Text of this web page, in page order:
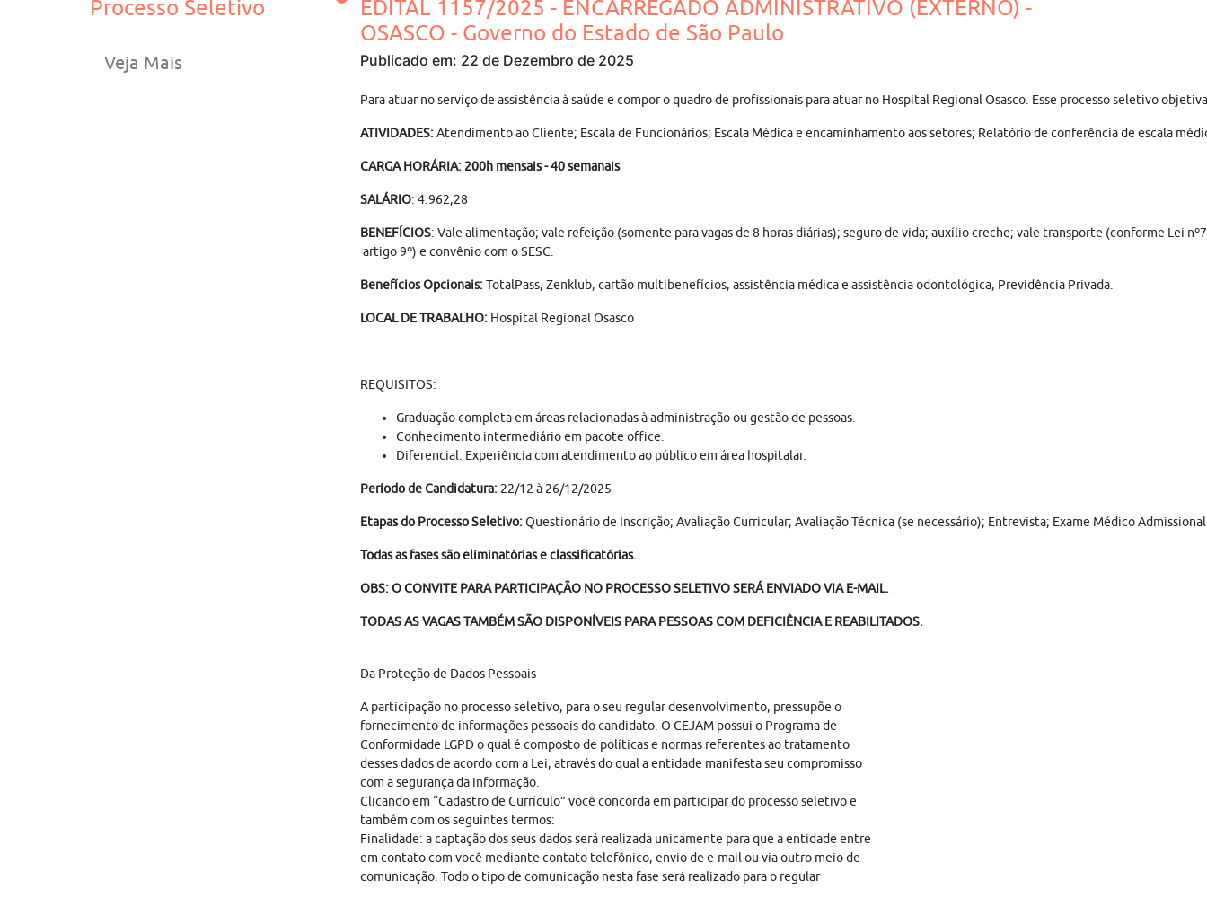
Processo Seletivo
Veja Mais
EDITAL 1157/2025 - ENCARREGADO ADMINISTRATIVO (EXTERNO) -
OSASCO - Governo do Estado de São Paulo
Publicado em: 22 de Dezembro de 2025
Para atuar no serviço de assistência à saúde e compor o quadro de profissionais para atuar no Hospital Regional Osasco. Esse processo seletivo
ATIVIDADES:Atendimento ao Cliente; Escala de Funcionários; Escala Médica e encaminhamento aos setores; Relatório de conferência de escala
CARGA HORÁRIA: 200h mensais - 40 semanais
SALÁRIO: 4.962,28
BENEFÍCIOS: Vale alimentação; vale refeição (somente para vagas de 8 horas diárias); seguro de vida; auxílio creche; vale transporte (conforme Lei
artigo 9º) e convênio com o SESC.
Benefícios Opcionais:TotalPass, Zenklub, cartão multibenefícios, assistência médica e assistência odontológica, Previdência Privada.
LOCAL DE TRABALHO:Hospital Regional Osasco
REQUISITOS:
Graduação completa em áreas relacionadas à administração ou gestão de pessoas.
Conhecimento intermediário em pacote office.
Diferencial: Experiência com atendimento ao público em área hospitalar.
Período de Candidatura:22/12 à 26/12/2025
Etapas do Processo Seletivo:Questionário de Inscrição; Avaliação Curricular; Avaliação Técnica (se necessário); Entrevista; Exame Médico
Todas as fases são eliminatórias e classificatórias.
OBS: O CONVITE PARA PARTICIPAÇÃO NO PROCESSO SELETIVO SERÁ ENVIADO VIA E-MAIL.
TODAS AS VAGAS TAMBÉM SÃO DISPONÍVEIS PARA PESSOAS COM DEFICIÊNCIA E REABILITADOS.
Da Proteção de Dados Pessoais
A participação no processo seletivo, para o seu regular desenvolvimento, pressupõe o
fornecimento de informações pessoais do candidato. O CEJAM possui o Programa de
Conformidade LGPD o qual é composto de políticas e normas referentes ao tratamento
desses dados de acordo com a Lei, através do qual a entidade manifesta seu compromisso
com a segurança da informação.
Clicando em “Cadastro de Currículo” você concorda em participar do processo seletivo e
também com os seguintes termos:
Finalidade: a captação dos seus dados será realizada unicamente para que a entidade entre
em contato com você mediante contato telefônico, envio de e-mail ou via outro meio de
comunicação. Todo o tipo de comunicação nesta fase será realizado para o regular